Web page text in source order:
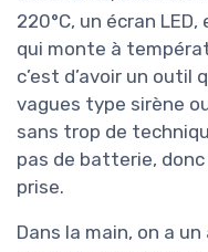
220°C, un écran
qui monte à
c’est d’avoir un outil
vagues type sirène
sans trop de
pas de batterie,
prise.
Dans la main, on a